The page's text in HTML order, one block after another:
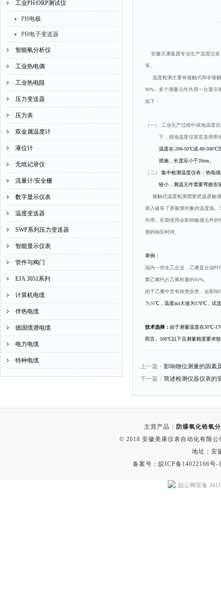
工业PH/ORP测试仪
PH电极
PH电子变送器
智能氧分析仪
工业热电偶
工业热电阻
压力变送器
压力表
双金属温度计
液位计
无纸记录仪
流量计/安全栅
数字显示仪表
温度变送器
SWP系列压力变送器
智能显示仪表
管件与阀门
EJA 3051系列
计算机电缆
伴热电缆
德国缆谱电缆
电力电缆
特种电缆
安徽天康集团专业生产温度仪表
等。
温度检测主要有接触式和非接触
90%。多个测量元件共用一台显示
如下：
（一） 工业生产过程中就地温度
下，就地温度仪表宜选用带
温度在-200-50℃或-80-500℃
措施，长度应小于20cm
（二） 集中检测温度仪表：热电
较小，测温元件需要弯曲安
接触式温度检测需要把温度敏感
插入破坏了原被测对象的温度场
作用，长期使用会影响敏感元件
测的响应时间。
举例：
国内一些化工企业，乙烯是合成
聚乙烯约占乙烯耗量的45%。
由于乙烯中含有炔类杂质，会影
为30℃，温度zui大值为170℃，试
技术选择： 由于测量温度在30℃-
而言。500℃以下且测量精度要求
上一篇： 影响物位测量的因素
下一篇： 简述检测仪器仪表的
主营产品： 防爆氧化锆氧
© 2018 安徽美康仪表自动化有限
地址：安
备案号：皖ICP备14022166号-
皖公网安备